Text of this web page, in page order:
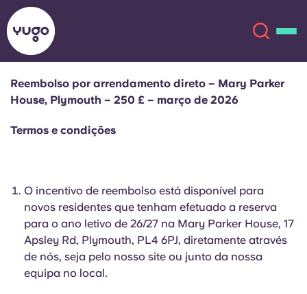
Sobre
Mais
English (GB)
Català Deutsch
Italian French
Reembolso por arrendamento direto – Mary Parker
House, Plymouth – 250 £ – março de 2026
Termos e condições
O incentivo de reembolso está disponível para
novos residentes que tenham efetuado a reserva
para o ano letivo de 26/27 na Mary Parker House, 17
Apsley Rd, Plymouth, PL4 6PJ, diretamente através
de nós, seja pelo nosso site ou junto da nossa
equipa no local.